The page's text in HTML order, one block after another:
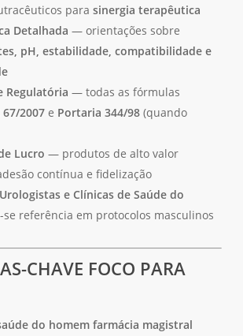
Nenhum produto no carrinho.
para sinergia terapêutica
Detalhada — orientações sobre
pH, estabilidade, compatibilidade e
Regulatória — todas as fórmulas
67/2007e Portaria 344/98(quando
Lucro — produtos de alto valor
contínua e fidelização
e Clínicas de Saúde do
referência em protocolos masculinos
CHAVE FOCO PARA
do homem farmácia magistral